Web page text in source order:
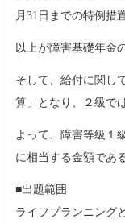
月31日までの特例措置
以上が障害基礎年金
そして、給付に関し
算」となり、２級で
よって、障害等級１
に相当する金額であ
■出題範囲
ライフプランニング